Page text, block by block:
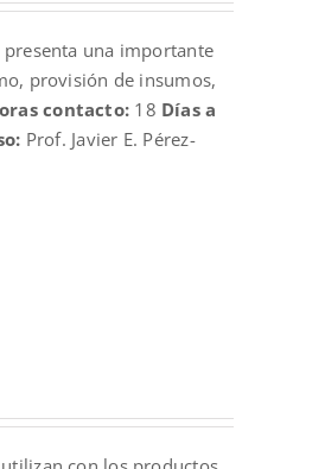
una importante
provisión de insumos,
contacto: 18 Días a
Prof. Javier E. Pérez-